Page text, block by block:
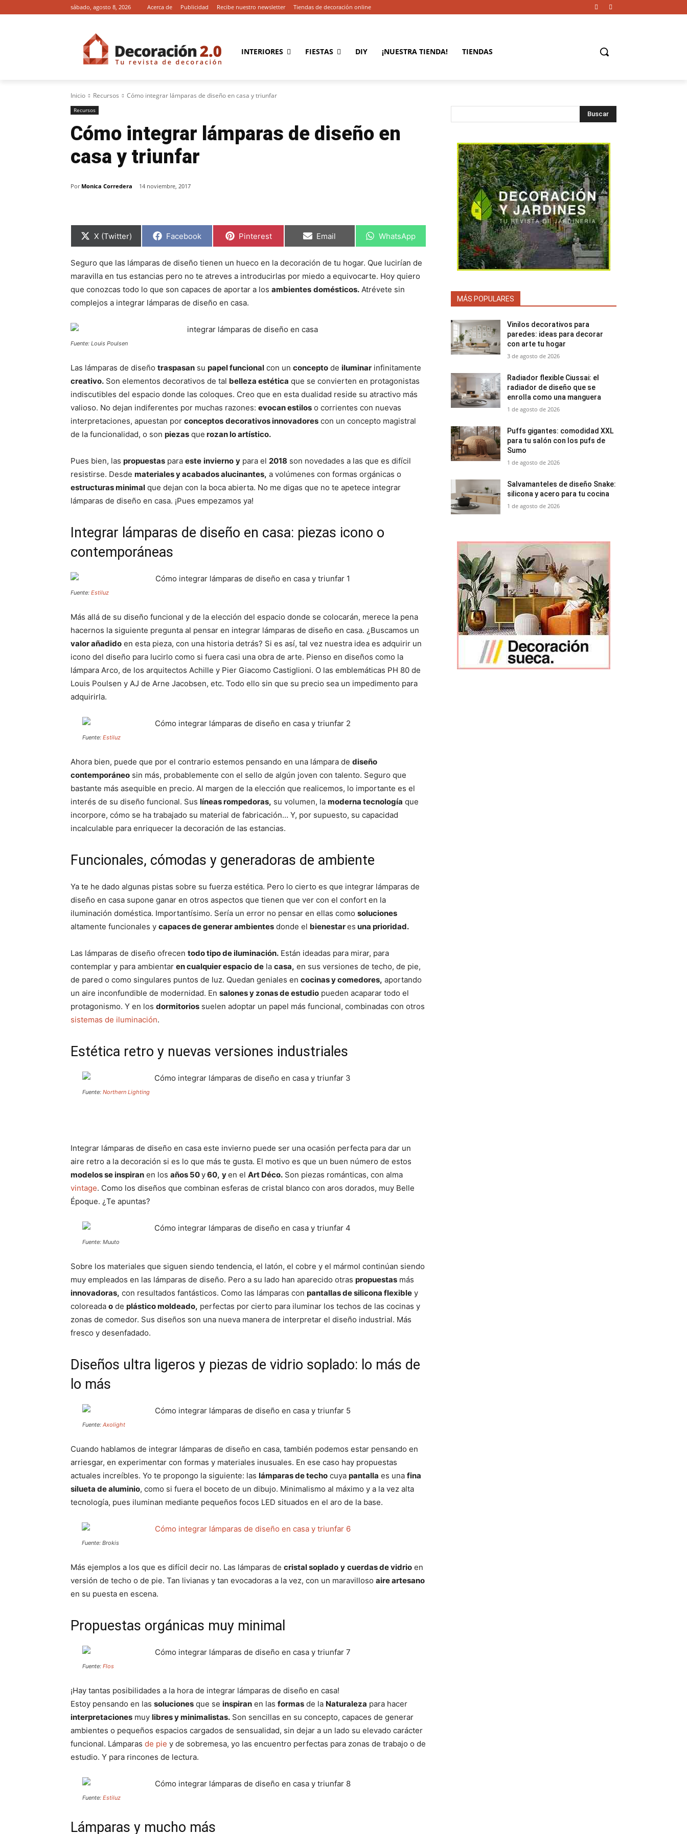
sábado, agosto 8, 2026 Acerca de Publicidad Recibe nuestro newsletter Tiendas de decoración online
INTERIORES FIESTAS DIY ¡NUESTRA TIENDA! TIENDAS
Inicio Recursos Cómo integrar lámparas de diseño en casa y triunfar
Recursos
Cómo integrar lámparas de diseño en
casa y triunfar
Por Monica Corredera 14 noviembre, 2017
C
a
r
t
i
e
X (Twitter) C
p
a
r
t
i
e
Facebook C
a
r
t
i
e
Pinterest C
a
r
t
i
Email C
a
r
t
i
WhatsApp
Seguro que las lámparas de diseño tienen un hueco en la decoración de tu hogar. Que lucirían de
maravilla en tus estancias pero no te atreves a introducirlas por miedo a equivocarte. Hoy quiero
que conozcas todo lo que son capaces de aportar a los ambientes domésticos. Atrévete sin
complejos a integrar lámparas de diseño en casa.
Fuente: Louis Poulsen
Las lámparas de diseño traspasan su papel funcional con un concepto de iluminar infinitamente
creativo. Son elementos decorativos de tal belleza estética que se convierten en protagonistas
indiscutibles del espacio donde las coloques. Creo que en esta dualidad reside su atractivo más
valioso. No dejan indiferentes por muchas razones: evocan estilos o corrientes con nuevas
interpretaciones, apuestan por conceptos decorativos innovadores con un concepto magistral
de la funcionalidad, o son piezas que rozan lo artístico.
Pues bien, las propuestas para este invierno y para el 2018 son novedades a las que es difícil
resistirse. Desde materiales y acabados alucinantes, a volúmenes con formas orgánicas o
estructuras minimal que dejan con la boca abierta. No me digas que no te apetece integrar
lámparas de diseño en casa. ¡Pues empezamos ya!
Integrar lámparas de diseño en casa: piezas icono o
contemporáneas
Fuente: Estiluz
Más allá de su diseño funcional y de la elección del espacio donde se colocarán, merece la pena
hacernos la siguiente pregunta al pensar en integrar lámparas de diseño en casa. ¿Buscamos un
valor añadido en esta pieza, con una historia detrás? Si es así, tal vez nuestra idea es adquirir un
icono del diseño para lucirlo como si fuera casi una obra de arte. Pienso en diseños como la
lámpara Arco, de los arquitectos Achille y Pier Giacomo Castiglioni. O las emblemáticas PH 80 de
Louis Poulsen y AJ de Arne Jacobsen, etc. Todo ello sin que su precio sea un impedimento para
adquirirla.
Fuente: Estiluz
Ahora bien, puede que por el contrario estemos pensando en una lámpara de diseño
contemporáneo sin más, probablemente con el sello de algún joven con talento. Seguro que
bastante más asequible en precio. Al margen de la elección que realicemos, lo importante es el
interés de su diseño funcional. Sus líneas rompedoras, su volumen, la moderna tecnología que
incorpore, cómo se ha trabajado su material de fabricación… Y, por supuesto, su capacidad
incalculable para enriquecer la decoración de las estancias.
Funcionales, cómodas y generadoras de ambiente
Ya te he dado algunas pistas sobre su fuerza estética. Pero lo cierto es que integrar lámparas de
diseño en casa supone ganar en otros aspectos que tienen que ver con el confort en la
iluminación doméstica. Importantísimo. Sería un error no pensar en ellas como soluciones
altamente funcionales y capaces de generar ambientes donde el bienestares una prioridad.
Las lámparas de diseño ofrecen todo tipo de iluminación. Están ideadas para mirar, para
contemplar y para ambientar en cualquier espacio de la casa, en sus versiones de techo, de pie,
de pared o como singulares puntos de luz. Quedan geniales en cocinas y comedores, aportando
un aire inconfundible de modernidad. En salones y zonas de estudio pueden acaparar todo el
protagonismo. Y en los dormitorios suelen adoptar un papel más funcional, combinadas con otros
sistemas de iluminación.
Estética retro y nuevas versiones industriales
Fuente: Northern Lighting
Integrar lámparas de diseño en casa este invierno puede ser una ocasión perfecta para dar un
aire retro a la decoración si es lo que más te gusta. El motivo es que un buen número de estos
modelos se inspiran en los años 50y60, yen el Art Déco. Son piezas románticas, con alma
vintage. Como los diseños que combinan esferas de cristal blanco con aros dorados, muy Belle
Époque. ¿Te apuntas?
Fuente: Muuto
Sobre los materiales que siguen siendo tendencia, el latón, el cobre y el mármol continúan siendo
muy empleados en las lámparas de diseño. Pero a su lado han aparecido otras propuestas más
innovadoras, con resultados fantásticos. Como las lámparas con pantallas de silicona flexible y
coloreada o de plástico moldeado, perfectas por cierto para iluminar los techos de las cocinas y
zonas de comedor. Sus diseños son una nueva manera de interpretar el diseño industrial. Más
fresco y desenfadado.
Diseños ultra ligeros y piezas de vidrio soplado: lo más de
lo más
Fuente: Axolight
Cuando hablamos de integrar lámparas de diseño en casa, también podemos estar pensando en
arriesgar, en experimentar con formas y materiales inusuales. En ese caso hay propuestas
actuales increíbles. Yo te propongo la siguiente: las lámparas de techo cuya pantalla es una fina
silueta de aluminio, como si fuera el boceto de un dibujo. Minimalismo al máximo y a la vez alta
tecnología, pues iluminan mediante pequeños focos LED situados en el aro de la base.
Fuente: Brokis
Más ejemplos a los que es difícil decir no. Las lámparas de cristal soplado y cuerdas de vidrio en
versión de techo o de pie. Tan livianas y tan evocadoras a la vez, con un maravilloso aire artesano
en su puesta en escena.
Propuestas orgánicas muy minimal
Fuente: Flos
¡Hay tantas posibilidades a la hora de integrar lámparas de diseño en casa!
Estoy pensando en las soluciones que se inspiran en las formas de la Naturaleza para hacer
interpretaciones muy libres y minimalistas. Son sencillas en su concepto, capaces de generar
ambientes o pequeños espacios cargados de sensualidad, sin dejar a un lado su elevado carácter
funcional. Lámparas de pie y de sobremesa, yo las encuentro perfectas para zonas de trabajo o de
estudio. Y para rincones de lectura.
Fuente: Estiluz
Lámparas y mucho más
Buscar
MÁS POPULARES
Vinilos decorativos para
paredes: ideas para decorar
con arte tu hogar
3 de agosto de 2026
Radiador flexible Ciussai: el
radiador de diseño que se
enrolla como una manguera
1 de agosto de 2026
Puffs gigantes: comodidad XXL
para tu salón con los pufs de
Sumo
1 de agosto de 2026
Salvamanteles de diseño Snake:
silicona y acero para tu cocina
1 de agosto de 2026